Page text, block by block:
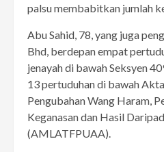
palsu membabitkan jumlah
Abu Sahid, 78, yang juga
Bhd, berdepan empat
jenayah di bawah Seksyen
13 pertuduhan di bawah
Pengubahan Wang Haram,
Keganasan dan Hasil
(AMLATFPUAA).